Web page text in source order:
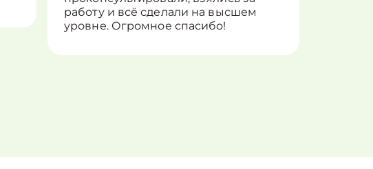
работу и всё сделали на высшем
уровне. Огромное спасибо!